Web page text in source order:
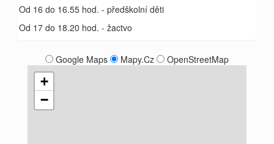
Od 16 do 16.55 hod. - předškolní děti
Od 17 do 18.20 hod. - žactvo
Google Maps Mapy.Cz OpenStreetMap
+
−